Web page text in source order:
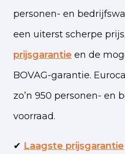
personen- en
een uiterst scherpe
prijsgarantie en de
BOVAG-garantie.
zo’n 950 personen- en
voorraad.
✔ Laagste prijsgarantie